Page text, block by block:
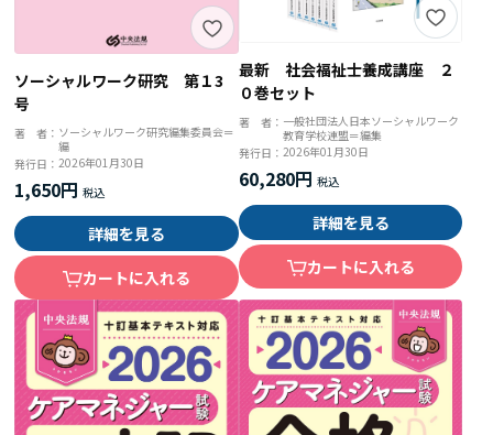
ソーシャルワーク研究 第１3
号
著 者： ソーシャルワーク研究編集委員会＝
編
発行日：2026年01月30日
1,650円
詳細を見る
カートに入れる
最新 社会福祉士養成講座 ２
０巻セット
著 者： 一般社団法人日本ソーシャルワーク
教育学校連盟＝編集
発行日： 2026年01月30日
60,280円
詳細を見る
カートに入れる